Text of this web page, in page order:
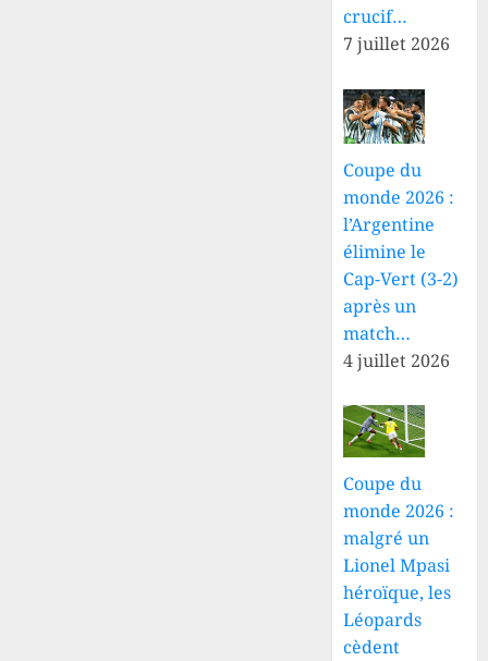
crucif…
7 juillet 2026
Coupe du
monde 2026 :
l’Argentine
élimine le
Cap-Vert (3-2)
après un
match…
4 juillet 2026
Coupe du
monde 2026 :
malgré un
Lionel Mpasi
héroïque, les
Léopards
cèdent